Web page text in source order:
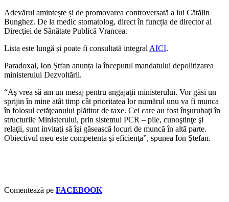
Adevărul amintește și de promovarea controversată a lui Cătălin
Bunghez. De la medic stomatolog, direct în funcția de director al
Direcţiei de Sănătate Publică Vrancea.
Lista este lungă și poate fi consultată integral AICI.
Paradoxal, Ion Ștfan anunța la începutul mandatului depolitizarea
ministerului Dezvoltării.
“Aş vrea să am un mesaj pentru angajaţii ministerului. Vor găsi un
sprijin în mine atât timp cât prioritatea lor numărul unu va fi munca
în folosul cetăţeanului plătitor de taxe. Cei care au fost înşurubaţi în
structurile Ministerului, prin sistemul PCR – pile, cunoştinţe şi
relaţii, sunt invitaţi să îşi găsească locuri de muncă în altă parte.
Obiectivul meu este competenţa şi eficienţa”, spunea Ion Ştefan.
Comentează pe FACEBOOK